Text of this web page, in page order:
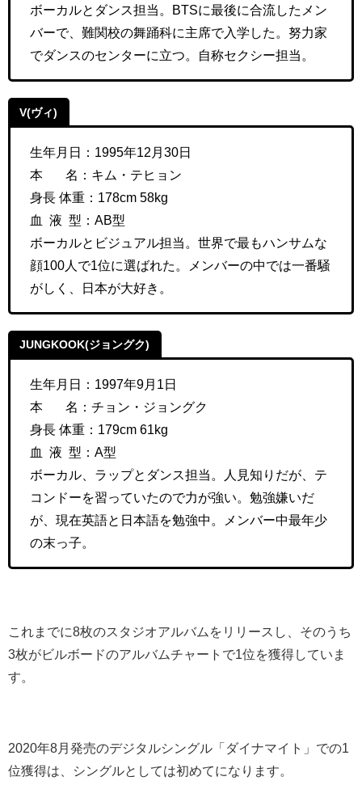
ボーカルとダンス担当。BTSに最後に合流したメン
バーで、 難関校の舞踊科に主席で入学した。努力家
でダンスのセンターに立つ。自称セクシー担当。
V(ヴィ)
生年月日：1995年12月30日
本 名： キム・テヒョン
身長 体重： 178cm 58kg
血 液 型：AB型
ボーカルとビジュアル担当。 世界で最もハンサムな
顔100人で1位に選ばれた。メンバーの中では一番騒
がしく、日本が大好き。
JUNGKOOK(ジョングク)
生年月日：1997年9月1日
本 名： チョン・ジョングク
身長 体重： 179cm 61kg
血 液 型：A型
ボーカル、ラップとダンス担当。人見知りだが、テ
コンドーを習っていたので力が強い。勉強嫌いだ
が、現在英語と日本語を勉強中。メンバー中最年少
の末っ子。
これまでに8枚のスタジオアルバムをリリースし、そのうち
3枚がビルボードのアルバムチャートで1位を獲得していま
す。
2020年8月発売のデジタルシングル「ダイナマイト」での1
位獲得は、シングルとしては初めてになります。